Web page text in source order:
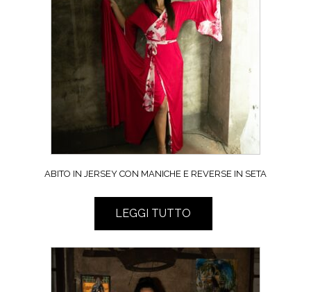
ABITO IN JERSEY CON MANICHE E REVERSE IN SETA
LEGGI TUTTO